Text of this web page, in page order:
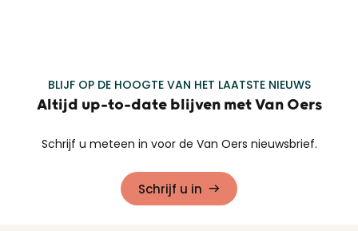
BLIJF OP DE HOOGTE VAN HET LAATSTE NIEUWS
Altijd up-to-date blijven met Van Oers
Schrijf u meteen in voor de Van Oers nieuwsbrief.
Schrijf u in